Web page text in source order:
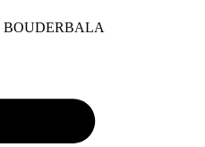
BOUDERBALA